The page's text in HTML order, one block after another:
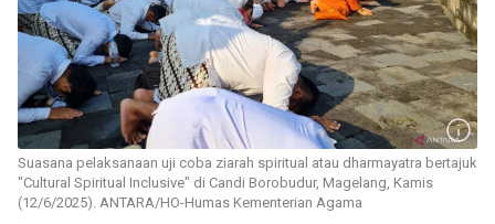
Suasana pelaksanaan uji coba ziarah spiritual atau dharmayatra bertajuk
"Cultural Spiritual Inclusive" di Candi Borobudur, Magelang, Kamis
(12/6/2025). ANTARA/HO-Humas Kementerian Agama